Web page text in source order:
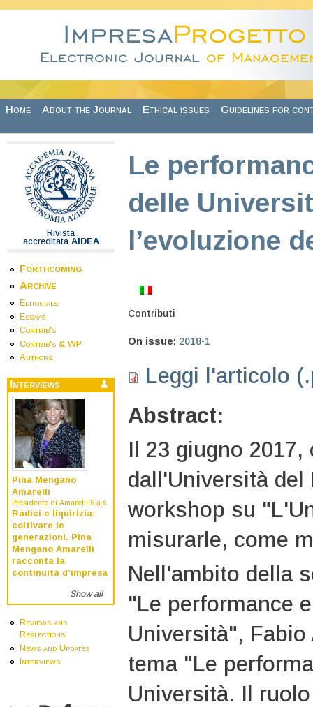
Home About the Journal Ethical issues Guidelines for
Rivista
accreditata AIDEA
Forthcoming
Archive
Editorials
Essays
Contrib's
Contrib's & WP
Authors
Interviews
Pina Mengano
Amarelli
Presidente di Amarelli S.a.s.
Radici e liquirizia:
coltivare le
generazioni. Pina
Mengano Amarelli
racconta la
continuità d’impresa
Show all
Reviews and
Reflections
News and Updates
Interviews
Le
delle
l’evoluzione
Contributi
On issue: 2018-1
Leggi l'articolo
Abstract:
Il 23 giugno
dall'Università del
workshop su
misurarle, come
Nell'ambito della
"Le performance
Università",
tema "Le
Università. Il